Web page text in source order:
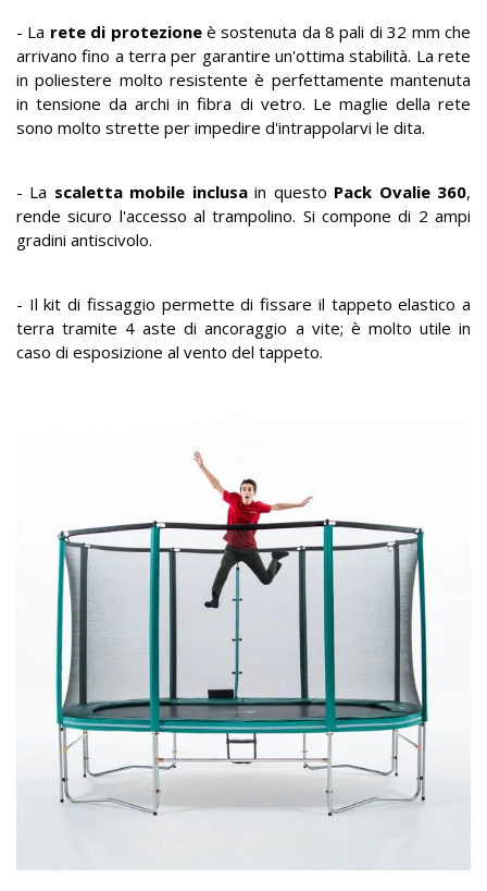
- La rete di protezioneè sostenuta da 8 pali di 32 mm che
arrivano fino a terra per garantire un'ottima stabilità. La rete
in poliestere molto resistente è perfettamente mantenuta
in tensione da archi in fibra di vetro. Le maglie della rete
sono molto strette per impedire d'intrappolarvi le dita.
- La scaletta mobile inclusain questo Pack Ovalie 360,
rende sicuro l'accesso al trampolino. Si compone di 2 ampi
gradini antiscivolo.
- Il kit di fissaggio permette di fissare il tappeto elastico a
terra tramite 4 aste di ancoraggio a vite; è molto utile in
caso di esposizione al vento del tappeto.